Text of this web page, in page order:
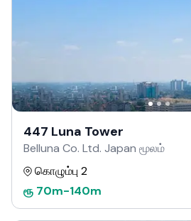
447 Luna Tower
Belluna Co. Ltd. Japan மூலம்
கொழும்பு 2
ரூ 70m-140m